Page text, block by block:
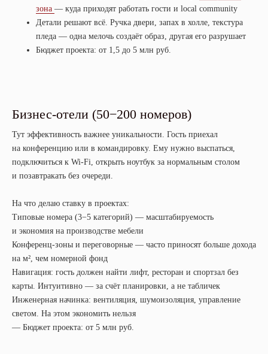
зона — куда приходят работать гости и local community
Детали решают всё. Ручка двери, запах в холле, текстура
пледа — одна мелочь создаёт образ, другая его разрушает
Бюджет проекта: от 1,5 до 5 млн руб.
Бизнес-отели (50−200 номеров)
Тут эффективность важнее уникальности. Гость приехал
на конференцию или в командировку. Ему нужно выспаться,
подключиться к Wi-Fi, открыть ноутбук за нормальным столом
и позавтракать без очереди.
На что делаю ставку в проектах:
Типовые номера (3−5 категорий) — масштабируемость
и экономия на производстве мебели
Конференц-зоны и переговорные — часто приносят больше дохода
на м², чем номерной фонд
Навигация: гость должен найти лифт, ресторан и спортзал без
карты. Интуитивно — за счёт планировки, а не табличек
Инженерная начинка: вентиляция, шумоизоляция, управление
светом. На этом экономить нельзя
— Бюджет проекта: от 5 млн руб.